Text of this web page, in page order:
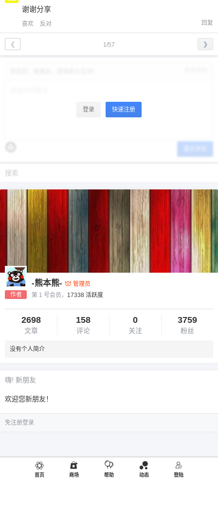
谢谢分享
喜欢 反对 回复
1/57
❮ ❯
登录 快速注册
作者
-熊本熊-
管理员
第 1 号会员， 17338 活跃度
2698
文章
158
评论
0
关注
3759
粉丝
没有个人简介
嗨! 新朋友
欢迎您新朋友！
免注册登录
首页 商场 帮助 动态 登陆